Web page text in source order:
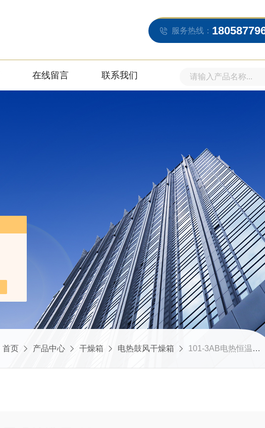
服务热线：
在线留言 联系我们
首页 产品中心 干燥箱 电热鼓风干燥箱 101-3AB电热恒温鼓风干燥箱数显控温